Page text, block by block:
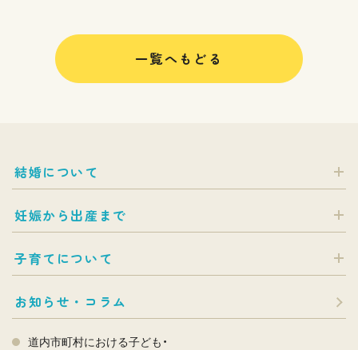
一覧へもどる
結婚について
妊娠から出産まで
子育てについて
お知らせ・コラム
道内市町村における子ども・